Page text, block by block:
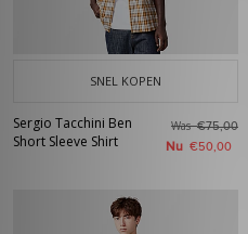
SNEL KOPEN
Sergio Tacchini Ben
Short Sleeve Shirt
Was€75,00
Nu €50,00